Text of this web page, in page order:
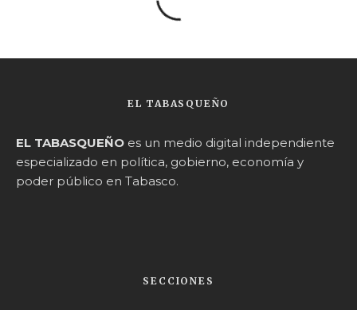
EL TABASQUEÑO
EL TABASQUEÑO es un medio digital independiente
especializado en política, gobierno, economía y
poder público en Tabasco.
SECCIONES